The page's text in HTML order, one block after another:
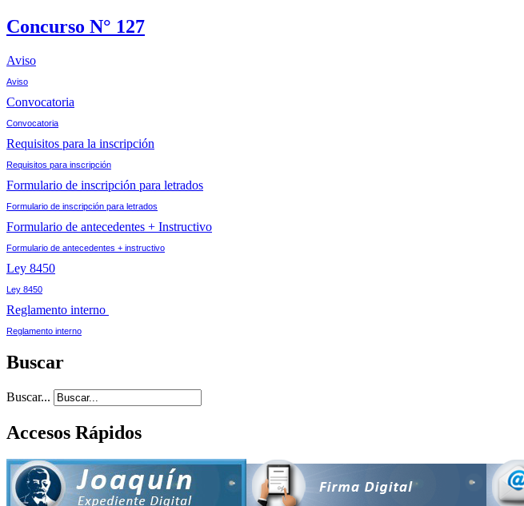
Concurso N° 127
Aviso
Aviso
Convocatoria
Convocatoria
Requisitos para la inscripción
Requisitos para inscripción
Formulario de inscripción para letrados
Formulario de inscripción para letrados
Formulario de antecedentes + Instructivo
Formulario de antecedentes + instructivo
Ley 8450
Ley 8450
Reglamento interno
Reglamento interno
Buscar
Buscar...
Accesos Rápidos